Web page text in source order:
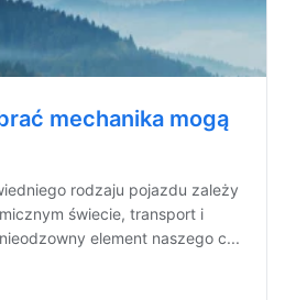
mechanika mogą
rodzaju pojazdu zależy
świecie, transport i
element naszego c...